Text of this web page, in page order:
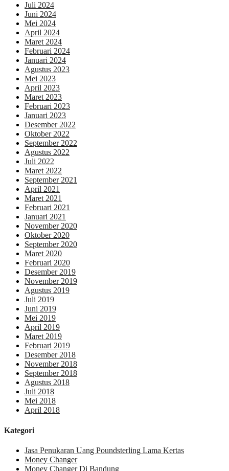
Juli 2024
Juni 2024
Mei 2024
April 2024
Maret 2024
Februari 2024
Januari 2024
Agustus 2023
Mei 2023
April 2023
Maret 2023
Februari 2023
Januari 2023
Desember 2022
Oktober 2022
September 2022
Agustus 2022
Juli 2022
Maret 2022
September 2021
April 2021
Maret 2021
Februari 2021
Januari 2021
November 2020
Oktober 2020
September 2020
Maret 2020
Februari 2020
Desember 2019
November 2019
Agustus 2019
Juli 2019
Juni 2019
Mei 2019
April 2019
Maret 2019
Februari 2019
Desember 2018
November 2018
September 2018
Agustus 2018
Juli 2018
Mei 2018
April 2018
Kategori
Jasa Penukaran Uang Poundsterling Lama Kertas
Money Changer
Money Changer Di Bandung